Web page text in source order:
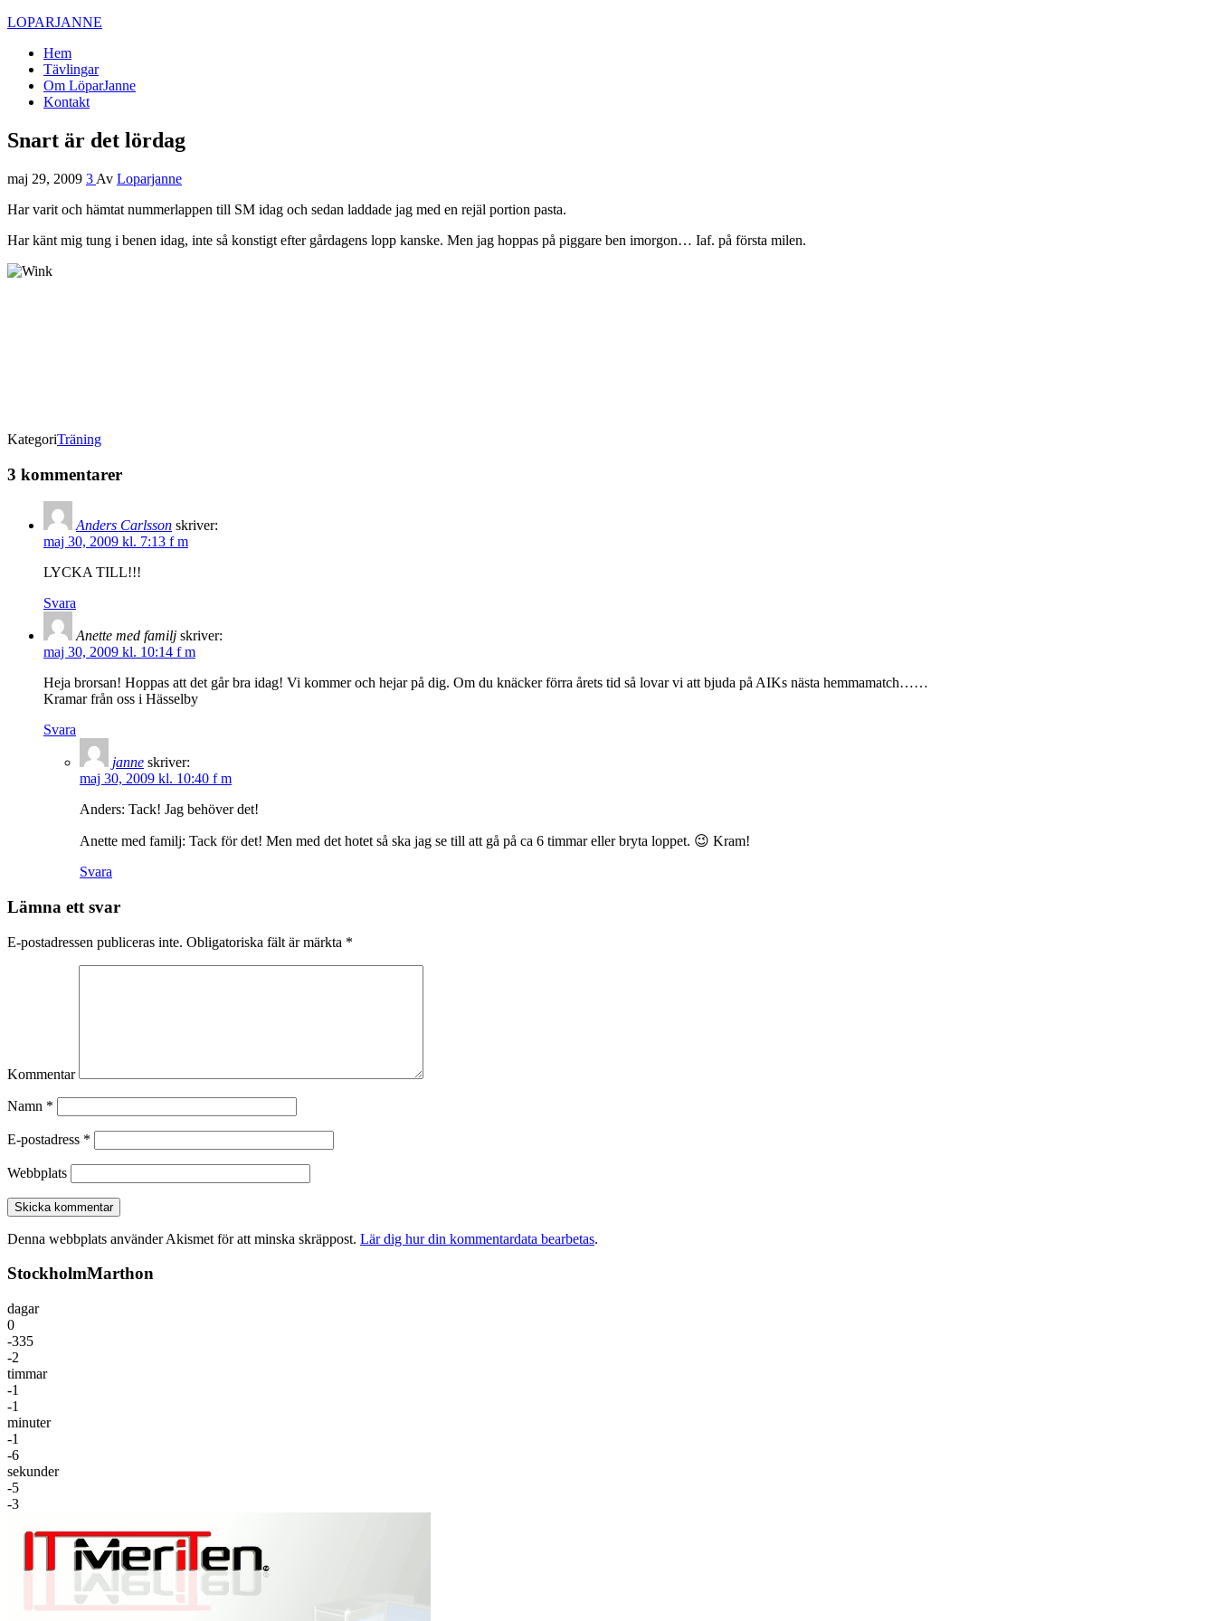
LOPARJANNE
Hem
Tävlingar
Om LöparJanne
Kontakt
Snart är det lördag
maj 29, 2009 3 Av Loparjanne
Har varit och hämtat nummerlappen till SM idag och sedan laddade jag med en rejäl portion pasta.
Har känt mig tung i benen idag, inte så konstigt efter gårdagens lopp kanske. Men jag hoppas på piggare ben imorgon… Iaf. på första milen.
KategoriTräning
3 kommentarer
Anders Carlsson skriver:
maj 30, 2009 kl. 7:13 f m
LYCKA TILL!!!
Svara
Anette med familj skriver:
maj 30, 2009 kl. 10:14 f m
Heja brorsan! Hoppas att det går bra idag! Vi kommer och hejar på dig. Om du knäcker förra årets tid så lovar vi att bjuda på AIKs nästa hemmamatch……
Kramar från oss i Hässelby
Svara
janne skriver:
maj 30, 2009 kl. 10:40 f m
Anders: Tack! Jag behöver det!
Anette med familj: Tack för det! Men med det hotet så ska jag se till att gå på ca 6 timmar eller bryta loppet. 😉 Kram!
Svara
Lämna ett svar
E-postadressen publiceras inte. Obligatoriska fält är märkta *
Kommentar
Namn *
E-postadress *
Webbplats
Denna webbplats använder Akismet för att minska skräppost. Lär dig hur din kommentardata bearbetas.
StockholmMarthon
dagar
0
-335
-2
timmar
-1
-1
minuter
-1
-6
sekunder
-5
-3